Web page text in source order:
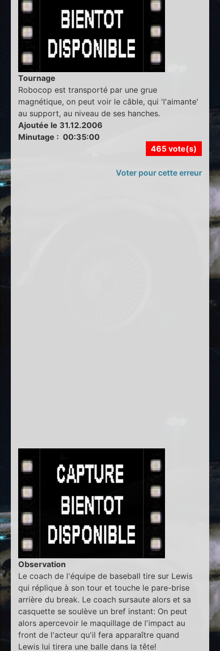
Tournage
Robocop est transporté par une grue
magnétique, on peut voir le câble, qui 'l'aimante'
au support, au niveau de ses hanches.
Ajoutée le 31.12.2006
Minutage : 00:35:00
465 vote(s)
Voter pour cette erreur
Observation
Le coach de l'équipe de baseball tire sur Lewis
qui réplique à son tour et touche le pare-brise
arrière du break. Le coach sursaute alors et sa
casquette se soulève un bref instant: On peut
alors apercevoir le maquillage de l'impact au
front de l'acteur qu'il fera apparaître quand
Lewis lui tirera une balle dans la tête!